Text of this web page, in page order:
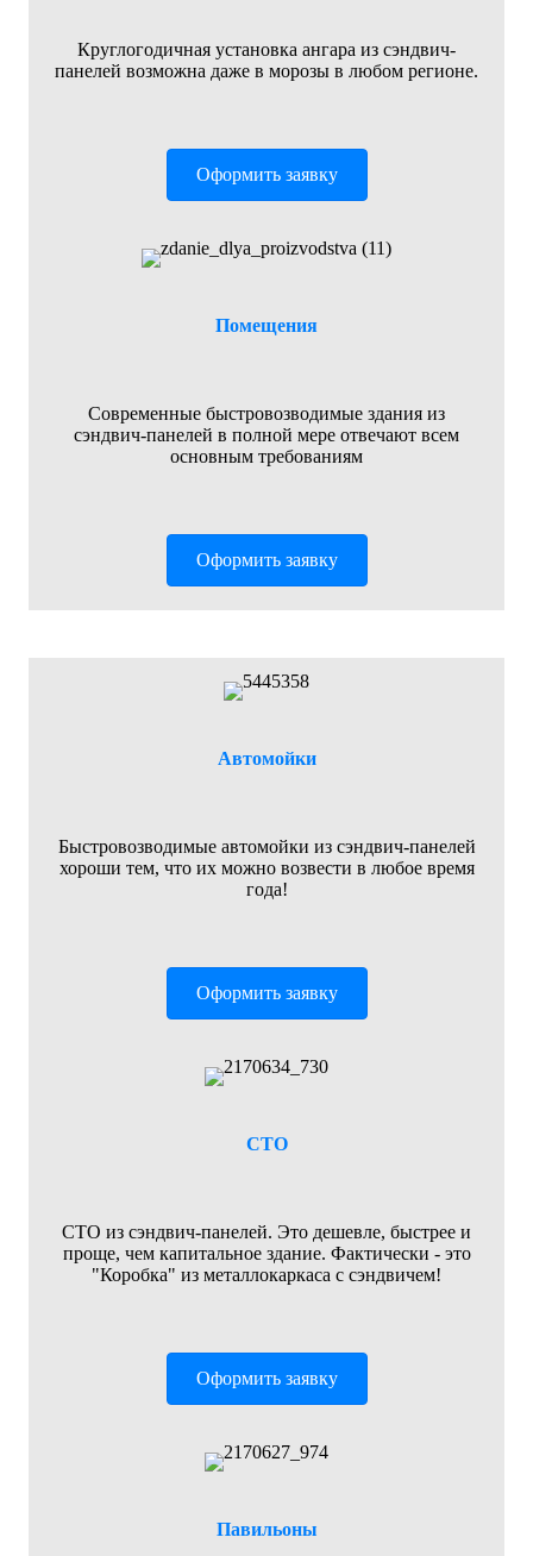
Круглогодичная установка ангара из сэндвич-
панелей возможна даже в морозы в любом регионе.
Оформить заявку
Помещения
Современные быстровозводимые здания из
сэндвич-панелей в полной мере отвечают всем
основным требованиям
Оформить заявку
Автомойки
Быстровозводимые автомойки из сэндвич-панелей
хороши тем, что их можно возвести в любое время
года!
Оформить заявку
СТО
СТО из сэндвич-панелей. Это дешевле, быстрее и
проще, чем капитальное здание. Фактически - это
"Коробка" из металлокаркаса с сэндвичем!
Оформить заявку
Павильоны